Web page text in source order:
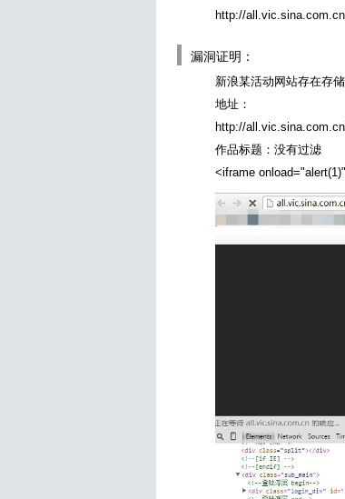
http://
漏洞证明：
新浪某活动网站存在存
地址：
http://
作品标题：没有过滤
<iframe